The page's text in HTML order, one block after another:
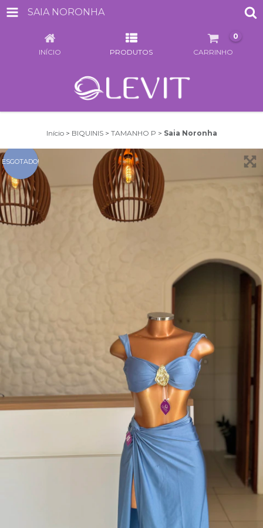
SAIA NORONHA
INÍCIO PRODUTOS CARRINHO
0
Início > BIQUINIS > TAMANHO P > Saia Noronha
ESGOTADO!